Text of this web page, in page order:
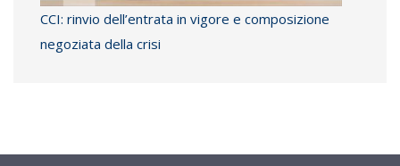
CCI: rinvio dell’entrata in vigore e composizione
negoziata della crisi